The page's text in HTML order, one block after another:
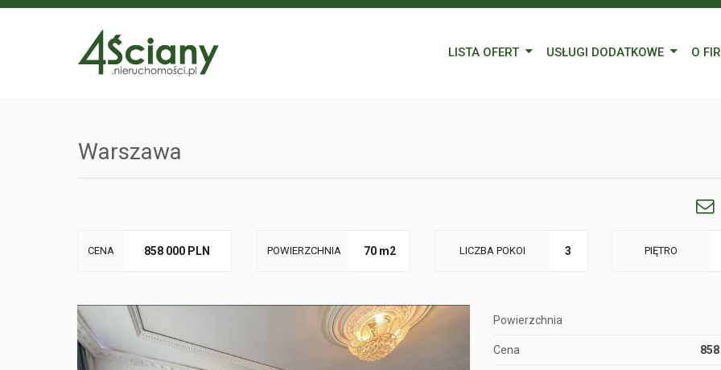
LISTA OFERT USŁUGI DODATKOWE O
Warszawa
CENA 858 000 PLN POWIERZCHNIA 70 m2 LICZBA POKOI 3 PIĘTRO
Powierzchnia
Cena